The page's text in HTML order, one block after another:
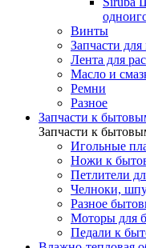
Винты
Запчасти
Лента для
Масло и
Ремни
Разное
Запчасти к
Запчасти к
Игольные
Ножи к
Петлители
Челноки,
Разное
Моторы для
Педали к